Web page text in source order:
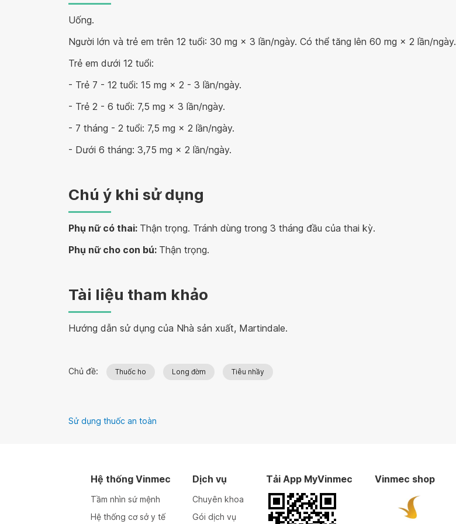
Uống.
Người lớn và trẻ em trên 12 tuổi: 30 mg × 3 lần/ngày. Có thể tăng lên 60 mg × 2 lần/ngày.
Trẻ em dưới 12 tuổi:
- Trẻ 7 - 12 tuổi: 15 mg × 2 - 3 lần/ngày.
- Trẻ 2 - 6 tuổi: 7,5 mg × 3 lần/ngày.
- 7 tháng - 2 tuổi: 7,5 mg × 2 lần/ngày.
- Dưới 6 tháng: 3,75 mg × 2 lần/ngày.
Chú ý khi sử dụng
Phụ nữ có thai: Thận trọng. Tránh dùng trong 3 tháng đầu của thai kỳ.
Phụ nữ cho con bú: Thận trọng.
Tài liệu tham khảo
Hướng dẫn sử dụng của Nhà sản xuất, Martindale.
Chủ đề: Thuốc ho Long đờm Tiêu nhầy
Sử dụng thuốc an toàn
Hệ thống Vinmec
Tầm nhìn sứ mệnh
Hệ thống cơ sở y tế
Dịch vụ
Chuyên khoa
Gói dịch vụ
Tải App MyVinmec Vinmec shop